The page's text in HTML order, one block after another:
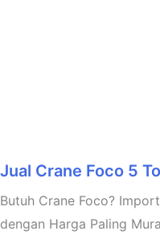
Jual Crane Foco 5
Butuh Crane Foco?
dengan Harga Paling